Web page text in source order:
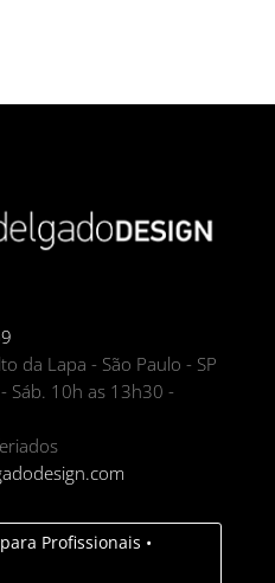
da Lapa - São Paulo - SP
Sáb. 10h as 13h30 -
Profissionais •